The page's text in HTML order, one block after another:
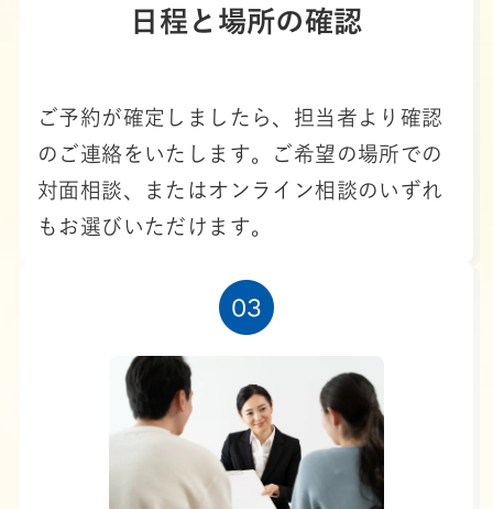
日程と場所の確認
ご予約が確定しましたら、担当者より確認
のご連絡をいたします。ご希望の場所での
対面相談、またはオンライン相談のいずれ
もお選びいただけます。